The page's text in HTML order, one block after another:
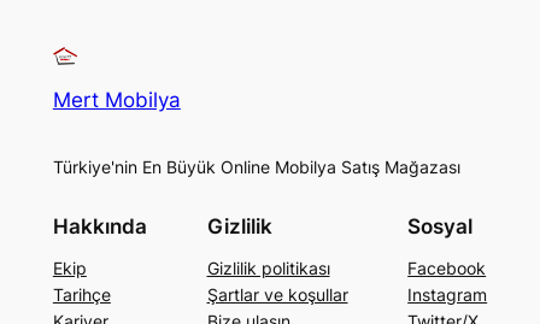
Mert Mobilya
Türkiye'nin En Büyük Online Mobilya Satış Mağazası
Hakkında
Ekip
Tarihçe
Gizlilik
Gizlilik politikası
Şartlar ve koşullar
Sosyal
Facebook
Instagram